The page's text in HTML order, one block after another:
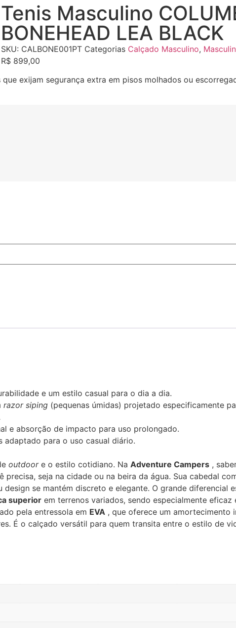
Tenis Masculino
BONEHEAD LEA BLACK
SKU: CALBONE001PT Categorias Calçado Masculino,
R$ 899,00
que exijam segurança extra em pisos molhados ou
e um estilo casual para o dia a dia.
razor siping (pequenas úmidas) projetado especificamente
e absorção de impacto para uso prolongado.
adaptado para o uso casual diário.
outdoore o estilo cotidiano. Na Adventure Campers ,
seja na cidade ou na beira da água. Sua cabedal
se mantém discreto e elegante. O grande diferencial
superior em terrenos variados, sendo especialmente eficaz
pela entressola em EVA , que oferece um amortecimento
É o calçado versátil para quem transita entre o estilo de